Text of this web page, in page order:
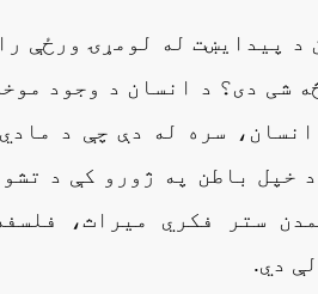
د پیدایښت له لومړۍ ورځې
شی دی؟ د انسان د وجود
انسان، سره له دې چې د
خپل باطن په ژورو کې د
ستر فکري میراث،
دي.